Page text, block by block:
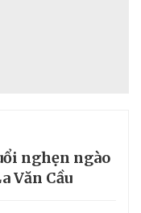
nghẹn ngào
Văn Cầu